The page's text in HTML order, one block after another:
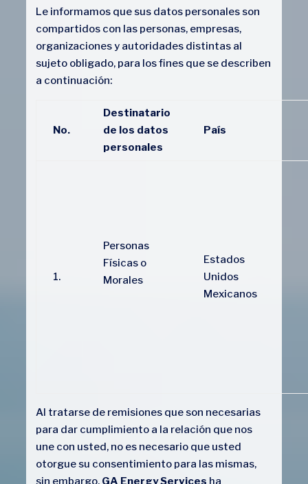
Le informamos que sus datos personales son
compartidos con las personas, empresas,
organizaciones y autoridades distintas al
sujeto obligado, para los fines que se describen
a continuación:
No.
Destinatario
de los datos
personales
País
1.
Personas
Físicas o
Morales
Estados
Unidos
Mexicanos
Al tratarse de remisiones que son necesarias
para dar cumplimiento a la relación que nos
une con usted, no es necesario que usted
otorgue su consentimiento para las mismas,